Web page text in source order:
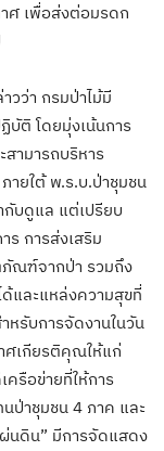
ศ เพื่อส่งต่อมรดก
วว่า กรมป่าไม้มี
บัติ โดยมุ่งเน้นการ
สามารถบริหาร
ายใต้ พ.ร.บ.ป่าชุมชน
กับดูแล แต่เปรียบ
ร การส่งเสริม
ณฑ์จากป่า รวมถึง
ด้และแหล่งความสุขที่
หรับการจัดงานในวัน
ศเกียรติคุณให้แก่
ครือข่ายที่ให้การ
ป่าชุมชน 4 ภาค และ
นดิน” มีการจัดแสดง